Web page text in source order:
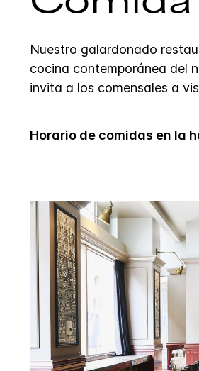
Nuestro galardonado
cocina contemporánea del
invita a los comensales a
Horario de comidas en la